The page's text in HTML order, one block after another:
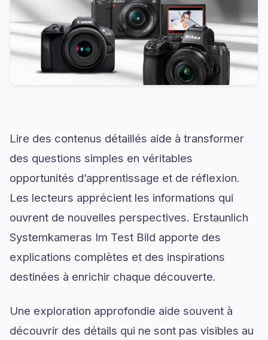
Lire des contenus détaillés aide à transformer
des questions simples en véritables
opportunités d’apprentissage et de réflexion.
Les lecteurs apprécient les informations qui
ouvrent de nouvelles perspectives. Erstaunlich
Systemkameras Im Test Bild apporte des
explications complètes et des inspirations
destinées à enrichir chaque découverte.
Une exploration approfondie aide souvent à
découvrir des détails qui ne sont pas visibles au